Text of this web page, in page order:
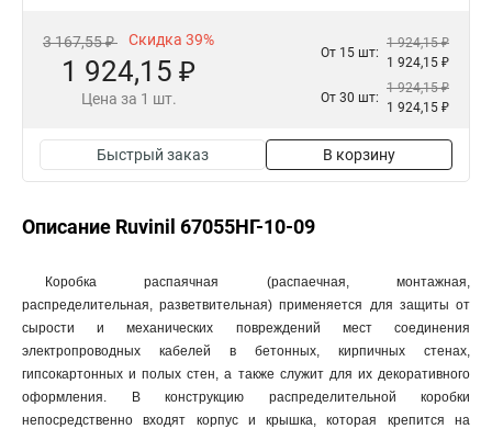
3 167,55 ₽ Скидка 39%
1 924,15 ₽
Цена за 1 шт.
От 15 шт:
1 924,15 ₽
1 924,15 ₽
От 30 шт:
1 924,15 ₽
1 924,15 ₽
Быстрый заказ В корзину
Описание Ruvinil 67055НГ-10-09
Коробка распаячная (распаечная, монтажная,
распределительная, разветвительная) применяется для защиты от
сырости и механических повреждений мест соединения
электропроводных кабелей в бетонных, кирпичных стенах,
гипсокартонных и полых стен, а также служит для их декоративного
оформления. В конструкцию распределительной коробки
непосредственно входят корпус и крышка, которая крепится на